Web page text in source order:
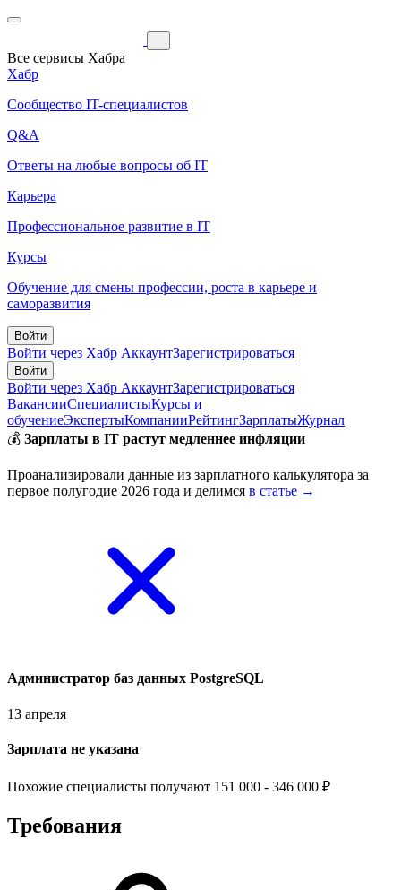
Все сервисы Хабра
Хабр
Сообщество IT-специалистов
Q&A
Ответы на любые вопросы об IT
Карьера
Профессиональное развитие в IT
Курсы
Обучение для смены профессии, роста в карьере и
саморазвития
Войти
Войти через Хабр АккаунтЗарегистрироваться
Войти
Войти через Хабр АккаунтЗарегистрироваться
ВакансииСпециалистыКурсы и
обучениеЭкспертыКомпанииРейтингЗарплатыЖурнал
💰 Зарплаты в IT растут медленнее инфляции
Проанализировали данные из зарплатного калькулятора за
первое полугодие 2026 года и делимся в статье →
Aдминистратор баз данных PostgreSQL
13 апреля
Зарплата не указана
Похожие специалисты получают 151 000 - 346 000 ₽
Требования